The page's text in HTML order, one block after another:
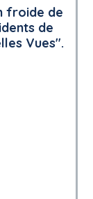
froide de
de
Vues".